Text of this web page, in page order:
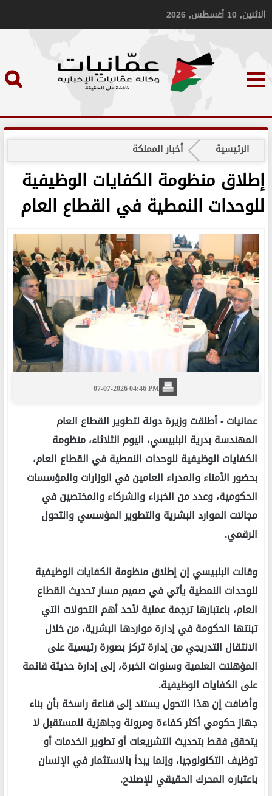
الاثنين, 10 أغسطس, 2026
الرئيسية أخبار المملكة
إطلاق منظومة الكفايات الوظيفية
للوحدات النمطية في القطاع العام
07-07-2026 04:46 PM
عمانيات -أطلقت وزيرة دولة لتطوير القطاع العام
المهندسة بدرية البلبيسي، اليوم الثلاثاء، منظومة
الكفايات الوظيفية للوحدات النمطية في القطاع العام،
بحضور الأمناء والمدراء العامين في الوزارات والمؤسسات
الحكومية، وعدد من الخبراء والشركاء والمختصين في
مجالات الموارد البشرية والتطوير المؤسسي والتحول
الرقمي.
وقالت البلبيسي إن إطلاق منظومة الكفايات الوظيفية
للوحدات النمطية يأتي في صميم مسار تحديث القطاع
العام، باعتبارها ترجمة عملية لأحد أهم التحولات التي
تبنتها الحكومة في إدارة مواردها البشرية، من خلال
الانتقال التدريجي من إدارة تركز بصورة رئيسية على
المؤهلات العلمية وسنوات الخبرة، إلى إدارة حديثة قائمة
على الكفايات الوظيفية.
وأضافت إن هذا التحول يستند إلى قناعة راسخة بأن بناء
جهاز حكومي أكثر كفاءة ومرونة وجاهزية للمستقبل لا
يتحقق فقط بتحديث التشريعات أو تطوير الخدمات أو
توظيف التكنولوجيا، وإنما يبدأ بالاستثمار في الإنسان
باعتباره المحرك الحقيقي للإصلاح.